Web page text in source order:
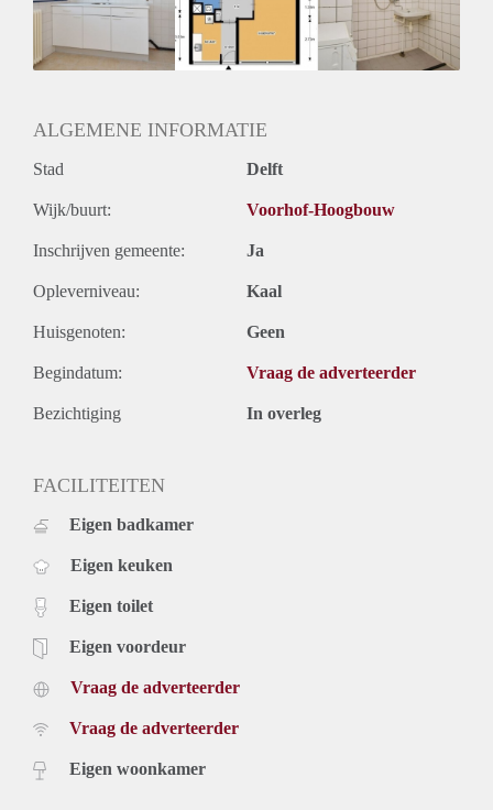
ALGEMENE INFORMATIE
Stad Delft
Wijk/buurt: Voorhof-Hoogbouw
Inschrijven gemeente: Ja
Opleverniveau: Kaal
Huisgenoten: Geen
Begindatum: Vraag de adverteerder
Bezichtiging In overleg
FACILITEITEN
Eigen badkamer
Eigen keuken
Eigen toilet
Eigen voordeur
Vraag de adverteerder
Vraag de adverteerder
Eigen woonkamer